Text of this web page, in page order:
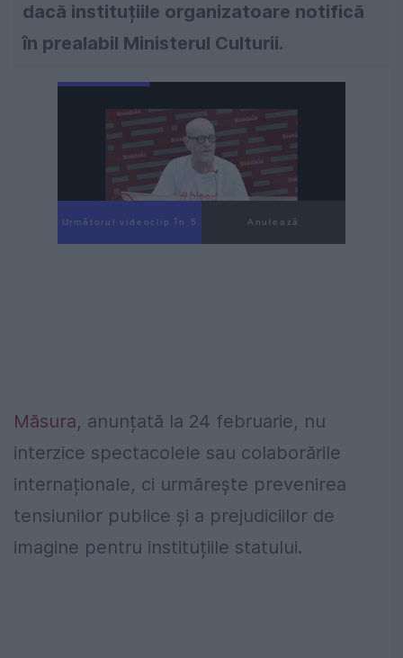
dacă instituțiile organizatoare notifică
în prealabil Ministerul Culturii.
Următorul videoclip în 3 Anulează
Măsura, anunțată la 24 februarie, nu
interzice spectacolele sau colaborările
internaționale, ci urmărește prevenirea
tensiunilor publice și a prejudiciilor de
imagine pentru instituțiile statului.